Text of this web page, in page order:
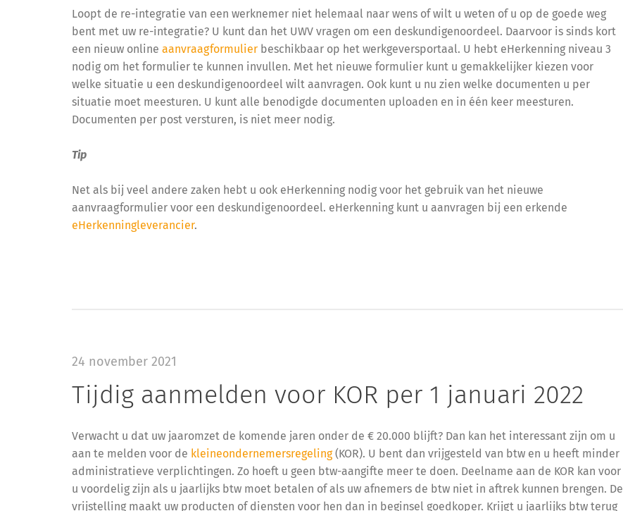
Loopt de re-integratie van een werknemer niet helemaal naar wens of wilt u weten of u op de goede weg
bent met uw re-integratie? U kunt dan het UWV vragen om een deskundigenoordeel. Daarvoor is sinds kort
een nieuw online aanvraagformulier beschikbaar op het werkgeversportaal. U hebt eHerkenning niveau 3
nodig om het formulier te kunnen invullen. Met het nieuwe formulier kunt u gemakkelijker kiezen voor
welke situatie u een deskundigenoordeel wilt aanvragen. Ook kunt u nu zien welke documenten u per
situatie moet meesturen. U kunt alle benodigde documenten uploaden en in één keer meesturen.
Documenten per post versturen, is niet meer nodig.
Tip
Net als bij veel andere zaken hebt u ook eHerkenning nodig voor het gebruik van het nieuwe
aanvraagformulier voor een deskundigenoordeel. eHerkenning kunt u aanvragen bij een erkende
eHerkenningleverancier.
24 november 2021
Tijdig aanmelden voor KOR per 1 januari 2022
Verwacht u dat uw jaaromzet de komende jaren onder de € 20.000 blijft? Dan kan het interessant zijn om u
aan te melden voor de kleineondernemersregeling(KOR). U bent dan vrijgesteld van btw en u heeft minder
administratieve verplichtingen. Zo hoeft u geen btw-aangifte meer te doen. Deelname aan de KOR kan voor
u voordelig zijn als u jaarlijks btw moet betalen of als uw afnemers de btw niet in aftrek kunnen brengen. De
vrijstelling maakt uw producten of diensten voor hen dan in beginsel goedkoper. Krijgt u jaarlijks btw terug